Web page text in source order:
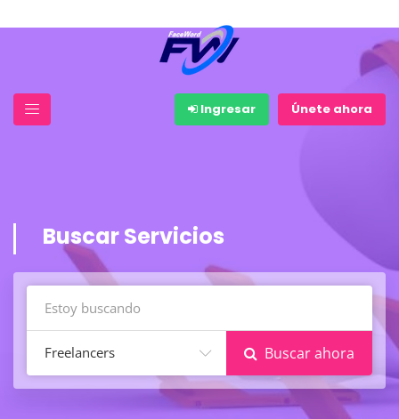
Ingresar Únete ahora
Buscar Servicios
Freelancers Buscar ahora